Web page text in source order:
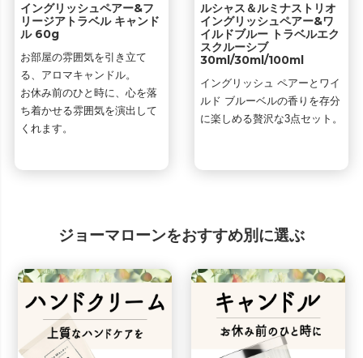
イングリッシュペアー&フ
リージアトラベル キャンド
ル 60g
お部屋の雰囲気を引き立て
る、アロマキャンドル。
お休み前のひと時に、心を落
ち着かせる雰囲気を演出して
くれます。
ルシャス＆ルミナストリオ
イングリッシュペアー&ワ
イルドブルー トラベルエク
スクルーシブ
30ml/30ml/100ml
イングリッシュ ペアーとワイ
ルド ブルーベルの香りを存分
に楽しめる贅沢な3点セット。
ジョーマローンをおすすめ別に選ぶ